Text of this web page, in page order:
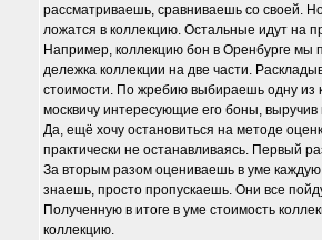
рассматриваешь, сравниваешь со своей.
ложатся в коллекцию. Остальные идут на
Например, коллекцию бон в Оренбурге мы
дележка коллекции на две части.
стоимости. По жребию выбираешь одну из
москвичу интересующие его боны,
Да, ещё хочу остановиться на методе
практически не останавливаясь. Первый
За вторым разом оцениваешь в уме
знаешь, просто пропускаешь. Они все
Полученную в итоге в уме стоимость
коллекцию.